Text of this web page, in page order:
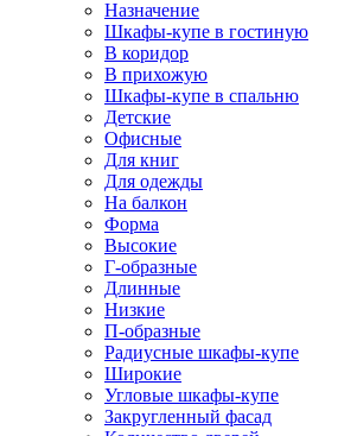
Назначение
Шкафы-купе в гостиную
В коридор
В прихожую
Шкафы-купе в спальню
Детские
Офисные
Для книг
Для одежды
На балкон
Форма
Высокие
Г-образные
Длинные
Низкие
П-образные
Радиусные шкафы-купе
Широкие
Угловые шкафы-купе
Закругленный фасад